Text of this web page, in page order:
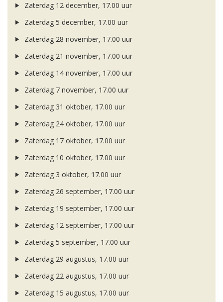
Zaterdag 12 december, 17.00 uur
Zaterdag 5 december, 17.00 uur
Zaterdag 28 november, 17.00 uur
Zaterdag 21 november, 17.00 uur
Zaterdag 14 november, 17.00 uur
Zaterdag 7 november, 17.00 uur
Zaterdag 31 oktober, 17.00 uur
Zaterdag 24 oktober, 17.00 uur
Zaterdag 17 oktober, 17.00 uur
Zaterdag 10 oktober, 17.00 uur
Zaterdag 3 oktober, 17.00 uur
Zaterdag 26 september, 17.00 uur
Zaterdag 19 september, 17.00 uur
Zaterdag 12 september, 17.00 uur
Zaterdag 5 september, 17.00 uur
Zaterdag 29 augustus, 17.00 uur
Zaterdag 22 augustus, 17.00 uur
Zaterdag 15 augustus, 17.00 uur